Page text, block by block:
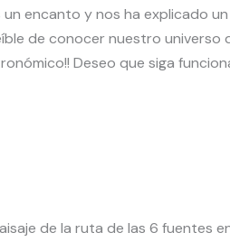
encanto y nos ha explicado
de conocer nuestro
Deseo que siga
de la ruta de las 6 fuentes